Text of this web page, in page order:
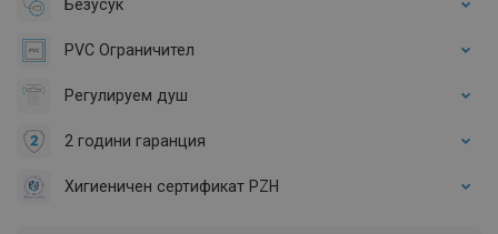
Безусук
PVC Ограничител
Регулируем душ
2 години гаранция
Хигиеничен сертификат PZH